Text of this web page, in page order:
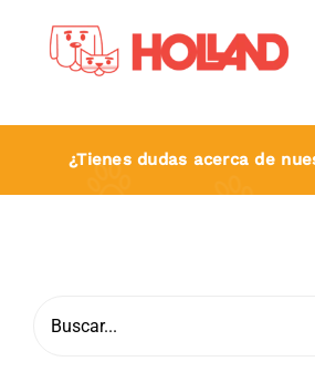
¿Tienes dudas acerca de